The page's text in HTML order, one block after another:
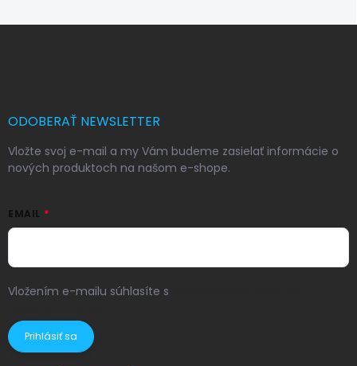
ODOBERAŤ NEWSLETTER
Vložte svoj e-mail a my Vám budeme zasielať informácie o
nových produktoch na našom e-shope.
EMAIL
Vložením e-mailu súhlasíte s
Prihlásiť sa